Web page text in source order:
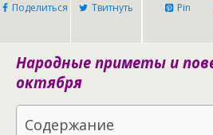
Поделиться Твитнуть Pin
Народные приметы и
октября
Содержание